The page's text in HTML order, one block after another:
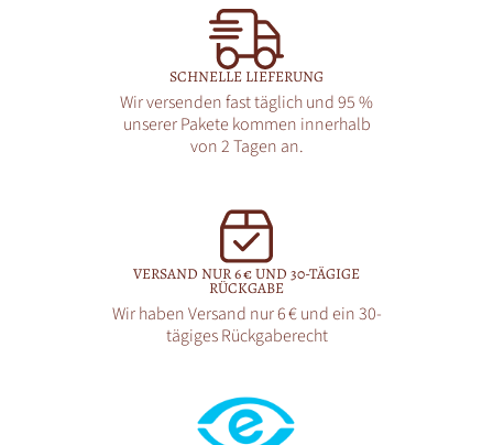
SCHNELLE LIEFERUNG
Wir versenden fast täglich und 95 %
unserer Pakete kommen innerhalb
von 2 Tagen an.
VERSAND NUR 6 € UND 30-TÄGIGE
RÜCKGABE
Wir haben Versand nur 6 € und ein 30-
tägiges Rückgaberecht